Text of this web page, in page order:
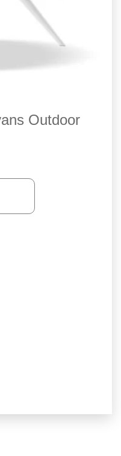
Outdoor